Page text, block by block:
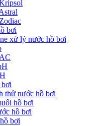
bơi
xử lý nước hồ bơi
thử nước hồ bơi
hồ bơi
hồ bơi
bơi